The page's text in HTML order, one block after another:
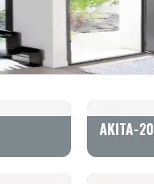
AKITA-20